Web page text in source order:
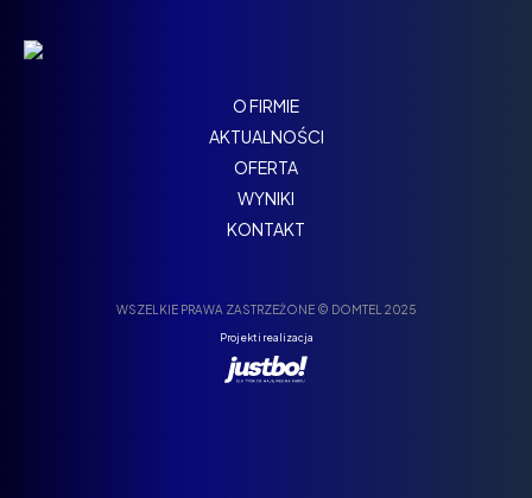
O FIRMIE
AKTUALNOŚCI
OFERTA
WYNIKI
KONTAKT
WSZELKIE PRAWA ZASTRZEŻONE © DOMTEL 2025
Projekt i realizacja